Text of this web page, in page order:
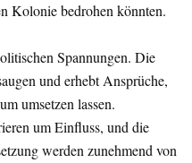
Kolonie bedrohen könnten.
Spannungen. Die
und erhebt Ansprüche,
umsetzen lassen.
um Einfluss, und die
werden zunehmend von